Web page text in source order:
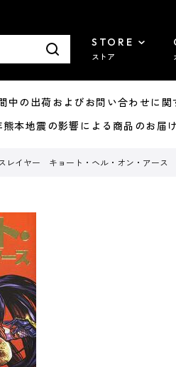
STORE
ストア
の出荷およびお問い合わせに関
地震の影響による商品のお届
レイヤー キョート・ヘル・オン・アース